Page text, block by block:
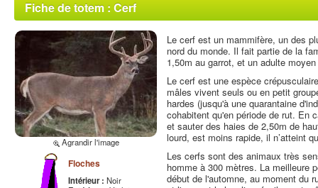
Fiche de totem : Cerf
Agrandir l'image
Floches
Intérieur : Noir
Le cerf est un mammifère, un des
nord du monde. Il fait partie de la
1,50m au garrot, et un adulte
Le cerf est une espèce
mâles vivent seuls ou en petit
hardes (jusqu'à une quarantaine
cohabitent qu'en période de rut. En
et sauter des haies de 2,50m de
lourd, est moins rapide, il n’atteint
Les cerfs sont des animaux très
homme à 300 mètres. La meilleure
début de l'automne, au moment du